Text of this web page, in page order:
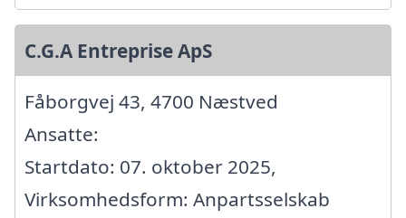
C.G.A Entreprise ApS
Fåborgvej 43, 4700 Næstved
Ansatte:
Startdato: 07. oktober 2025,
Virksomhedsform: Anpartsselskab